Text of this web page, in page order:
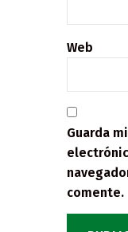
Web
Guarda
comente.